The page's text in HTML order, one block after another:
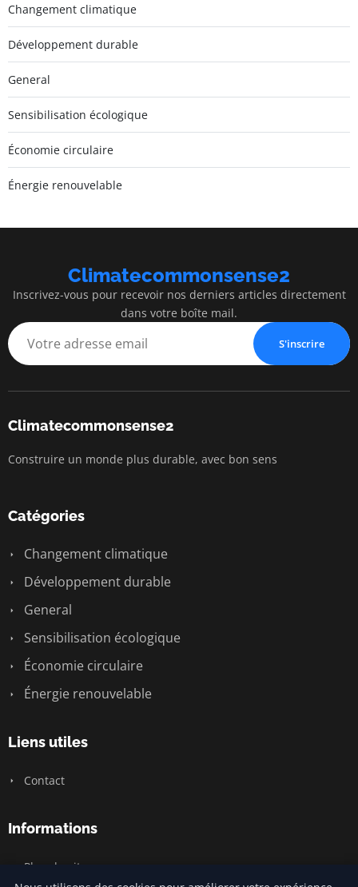
Changement climatique
Développement durable
General
Sensibilisation écologique
Économie circulaire
Énergie renouvelable
Climatecommonsense2
Inscrivez-vous pour recevoir nos derniers articles directement
dans votre boîte mail.
S'inscrire
Climatecommonsense2
Construire un monde plus durable, avec bon sens
Catégories
Changement climatique
Développement durable
General
Sensibilisation écologique
Économie circulaire
Énergie renouvelable
Liens utiles
Contact
Informations
Plan du site